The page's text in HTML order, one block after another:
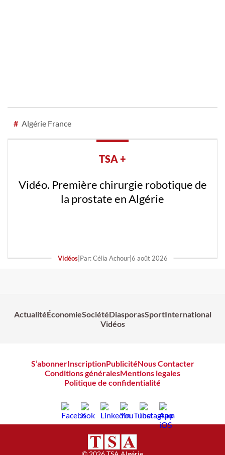
# Algérie France
TSA +
Vidéo. Première chirurgie robotique de
la prostate en Algérie
Vidéos| Par: Célia Achour| 6 août 2026
ActualitéÉconomieSociétéDiasporasSportInternational
Vidéos
S’abonnerInscriptionPublicitéNous Contacter
Conditions généralesMentions legales
Politique de confidentialité